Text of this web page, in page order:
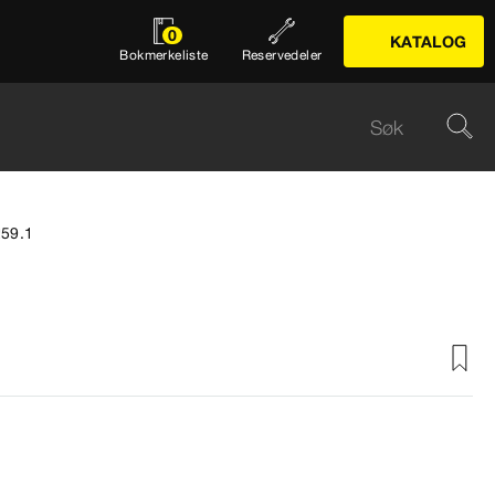
0
Bokmerkeliste Reservedeler
KATALOG